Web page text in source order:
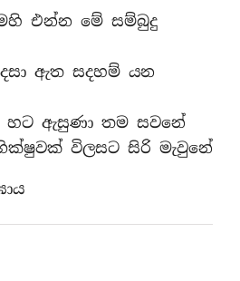
එන්න මේ සම්බුදු
ඇත සදහම් යන
හට ඇසුණා තම සවනේ
විලසට සිරි මැවුනේ